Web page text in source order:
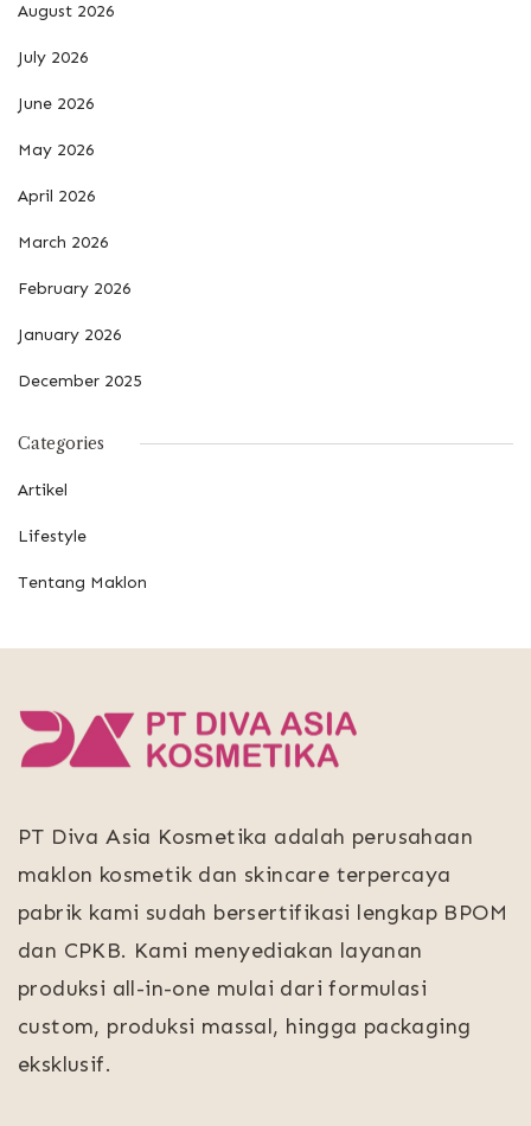
August 2026
July 2026
June 2026
May 2026
April 2026
March 2026
February 2026
January 2026
December 2025
Categories
Artikel
Lifestyle
Tentang Maklon
PT Diva Asia Kosmetika adalah perusahaan
maklon kosmetik dan skincare terpercaya
pabrik kami sudah bersertifikasi lengkap BPOM
dan CPKB. Kami menyediakan layanan
produksi all-in-one mulai dari formulasi
custom, produksi massal, hingga packaging
eksklusif.